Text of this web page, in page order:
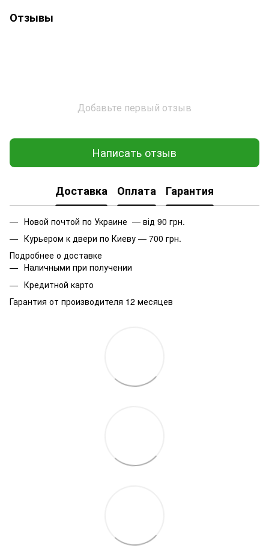
Отзывы
Добавьте первый отзыв
Написать отзыв
Доставка Оплата Гарантия
Новой почтой по Украине — від 90 грн.
Курьером к двери по Киеву — 700 грн.
Подробнее о доставке
Наличными при получении
Кредитной карто
Гарантия от производителя 12 месяцев